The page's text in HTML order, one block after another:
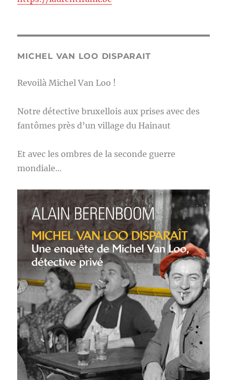
MICHEL VAN LOO DISPARAIT
Revoilà Michel Van Loo !
Notre détective bruxellois aux prises avec des
fantômes près d’un village du Hainaut
Et avec les ombres de la seconde guerre
mondiale…